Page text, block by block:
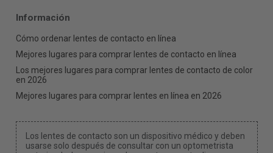
Información
Cómo ordenar lentes de contacto en línea
Mejores lugares para comprar lentes de contacto en línea
Los mejores lugares para comprar lentes de contacto de color
en 2026
Mejores lugares para comprar lentes en línea en 2026
Los lentes de contacto son un dispositivo médico y deben
usarse solo después de consultar con un optometrista